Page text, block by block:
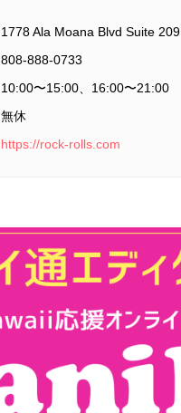
1778 Ala Moana Blvd Suite 209
808-888-0733
10:00〜15:00、16:00〜21:00
無休
https://rock-rolls.com